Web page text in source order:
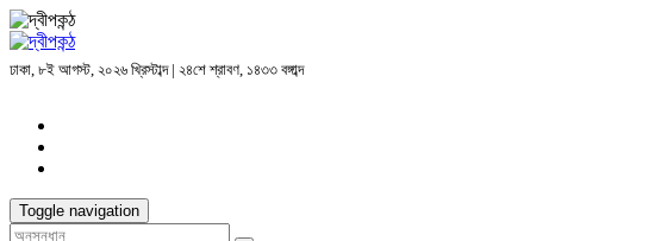
ঢাকা, ৮ই আগস্ট, ২০২৬ খ্রিস্টাব্দ | ২৪শে শ্রাবণ, ১৪৩৩ বঙ্গাব্দ
Toggle navigation